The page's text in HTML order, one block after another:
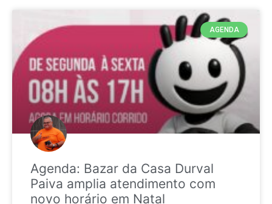
AGENDA
Agenda: Bazar da Casa Durval
Paiva amplia atendimento com
novo horário em Natal